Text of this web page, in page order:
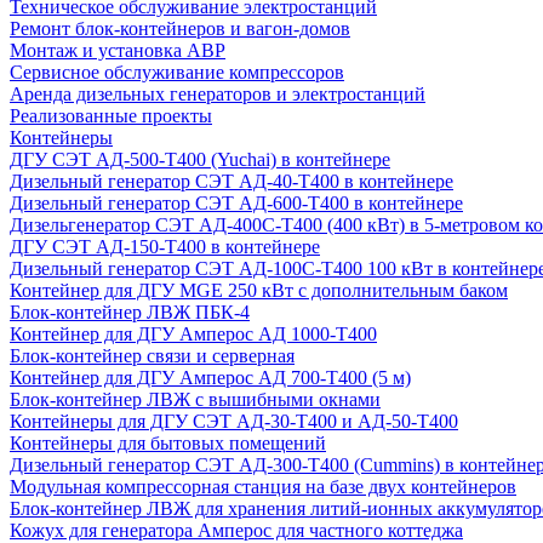
Техническое обслуживание электростанций
Ремонт блок-контейнеров и вагон-домов
Монтаж и установка АВР
Сервисное обслуживание компрессоров
Аренда дизельных генераторов и электростанций
Реализованные проекты
Контейнеры
ДГУ СЭТ АД-500-Т400 (Yuchai) в контейнере
Дизельный генератор СЭТ АД-40-Т400 в контейнере
Дизельный генератор СЭТ АД-600-Т400 в контейнере
Дизельгенератор СЭТ АД-400С-Т400 (400 кВт) в 5-метровом
ДГУ СЭТ АД-150-Т400 в контейнере
Дизельный генератор СЭТ АД-100С-Т400 100 кВт в
Контейнер для ДГУ MGE 250 кВт с дополнительным баком
Блок-контейнер ЛВЖ ПБК-4
Контейнер для ДГУ Амперос АД 1000-Т400
Блок-контейнер связи и серверная
Контейнер для ДГУ Амперос АД 700-Т400 (5 м)
Блок-контейнер ЛВЖ с вышибными окнами
Контейнеры для ДГУ СЭТ АД-30-Т400 и АД-50-Т400
Контейнеры для бытовых помещений
Дизельный генератор СЭТ АД-300-Т400 (Cummins) в
Модульная компрессорная станция на базе двух контейнеров
Блок-контейнер ЛВЖ для хранения литий-ионных
Кожух для генератора Амперос для частного коттеджа